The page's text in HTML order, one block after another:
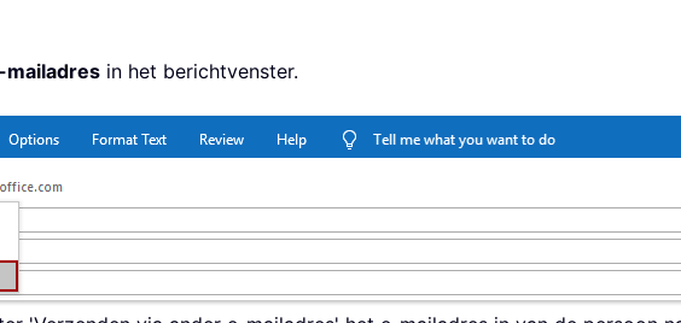
in het berichtvenster.